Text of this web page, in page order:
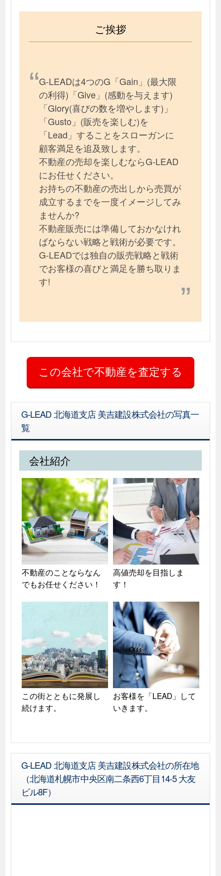
ご挨拶
G-LEADは4つのG「Gain」(最大限
の利得)「Give」(感動を与えます)
「Glory(喜びの数を増やします)」
「Gusto」(販売を楽しむ)を
「Lead」することをスローガンに
顧客満足を追及致します。
不動産の売却を楽しむならG-LEAD
にお任せください。
お持ちの不動産の売出しから売買が
成立するまでを一度イメージしてみ
ませんか?
不動産販売には準備しておかなけれ
ばならない戦略と戦術が必要です。
G-LEADでは独自の販売戦略と戦術
でお客様の喜びと満足を勝ち取りま
す!
G-LEAD 北海道支店 美吉建設株式会社の写真一
覧
会社紹介
不動産のことならなん
でもお任せください！
高値売却を目指しま
す！
この街とともに発展し
続けます。
お客様を「LEAD」して
いきます。
G-LEAD 北海道支店 美吉建設株式会社の所在地
（北海道札幌市中央区南二条西6丁目14-5 大友
ビル8F）